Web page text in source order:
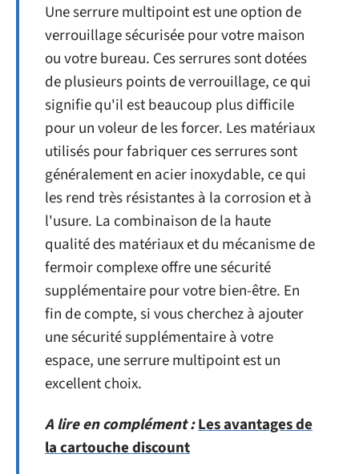
Une serrure multipoint est une option de
verrouillage sécurisée pour votre maison
ou votre bureau. Ces serrures sont dotées
de plusieurs points de verrouillage, ce qui
signifie qu'il est beaucoup plus difficile
pour un voleur de les forcer. Les matériaux
utilisés pour fabriquer ces serrures sont
généralement en acier inoxydable, ce qui
les rend très résistantes à la corrosion et à
l'usure. La combinaison de la haute
qualité des matériaux et du mécanisme de
fermoir complexe offre une sécurité
supplémentaire pour votre bien-être. En
fin de compte, si vous cherchez à ajouter
une sécurité supplémentaire à votre
espace, une serrure multipoint est un
excellent choix.
A lire en complément :Les avantages de
la cartouche discount